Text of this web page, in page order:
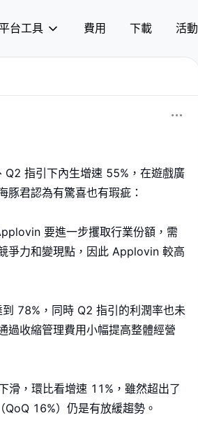
台工具 費用 下載 活動
指引下內生增速 55%，在遊戲廣
豚君認為有驚喜也有瑕疵：
要進一步攫取行業份額，需
爭力和變現點，因此 Applovin 較高
78%，同時 Q2 指引的利潤率也未
過收縮管理費用小幅提高整體經營
滑，環比看增速 11%，雖然超出了
16%）仍是有放緩趨勢。